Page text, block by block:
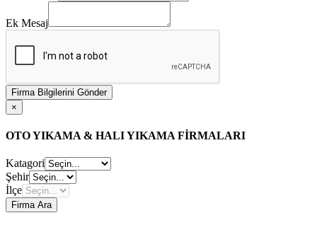
Ek Mesaj
Firma Bilgilerini Gönder
×
OTO YIKAMA & HALI YIKAMA FİRMALARI
Katagori
Şehir
İlçe
Firma Ara